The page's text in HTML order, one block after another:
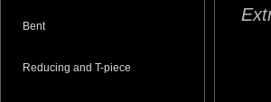
Bent
Reducing and T-piece